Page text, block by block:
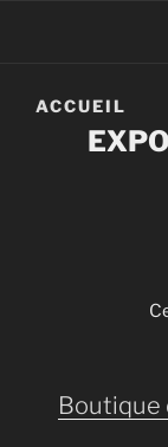
ACCUEIL
Boutique